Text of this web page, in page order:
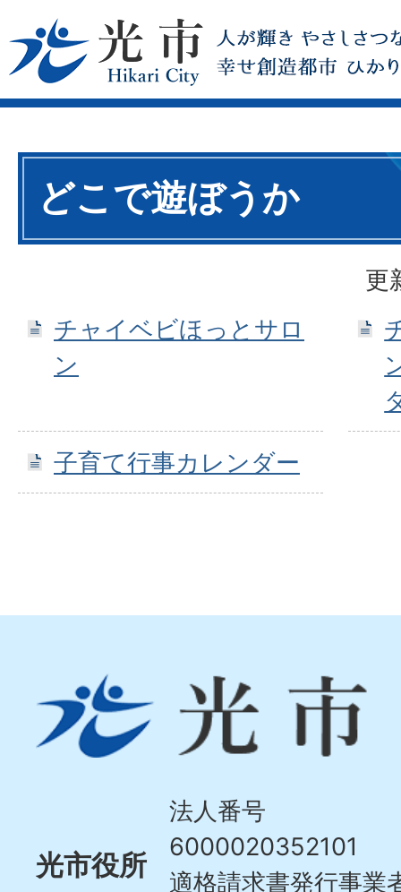
どこで遊ぼうか
更
チャイベビほっとサロ
ン
子育て行事カレンダー
市
Hikari
光市役所
法人番号
6000020352101
適格請求書発行事業